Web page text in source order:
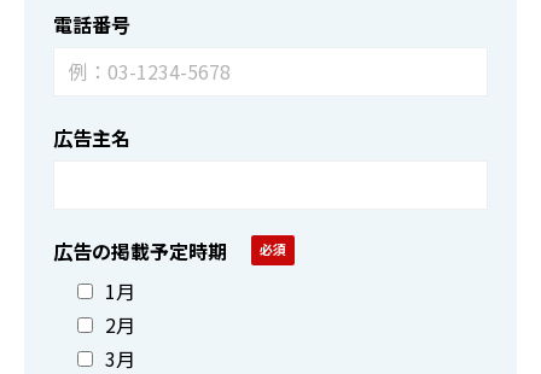
電話番号
広告主名
広告の掲載予定時期
1月
2月
3月